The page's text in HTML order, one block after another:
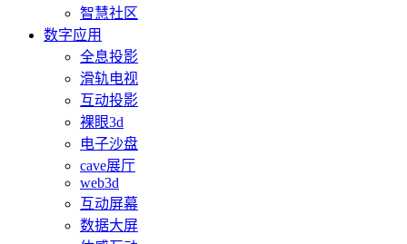
智慧社区
数字应用
全息投影
滑轨电视
互动投影
裸眼3d
电子沙盘
cave展厅
web3d
互动屏幕
数据大屏